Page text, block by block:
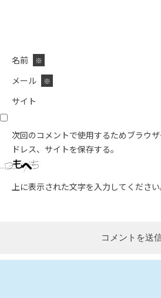
名前 ※
メール ※
サイト
次回のコメントで使用するためブラウ
ドレス、サイトを保存する。
上に表示された文字を入力してください